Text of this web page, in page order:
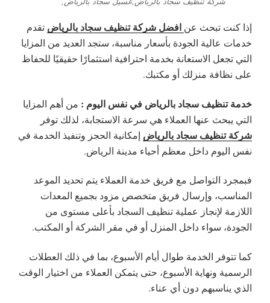
إذا كنت تبحث عن افضل شركة تنظيف سجاد بالرياض تقدم
خدمات عالية الجودة بأسعار مناسبة، ستجد العديد من المزايا
التي تجعل الاستعانة بخدمة احترافية استثمارًا حقيقيًا للحفاظ
على نظافة منزلك أو مكتبك.
خدمة تنظيف سجاد بالرياض في نفس اليوم : من أهم المزايا
التي يبحث عنها العملاء هي سرعة الاستجابة، لذلك توفر
شركة تنظيف سجاد بالرياض إمكانية الحجز وتنفيذ الخدمة في
نفس اليوم داخل معظم أحياء مدينة الرياض.
فبمجرد التواصل مع فريق خدمة العملاء يتم تحديد الموعد
المناسب، وإرسال فريق متخصص مزود بجميع المعدات
اللازمة لإنجاز عملية تنظيف السجاد بأعلى مستوى من
الجودة، سواء داخل المنزل أو في مقر الشركة أو المكتب.
كما تتوفر الخدمة طوال أيام الأسبوع، بما في ذلك العطلات
الرسمية ونهاية الأسبوع، حتى يتمكن العملاء من اختيار الوقت
الذي يناسبهم دون أي عناء.